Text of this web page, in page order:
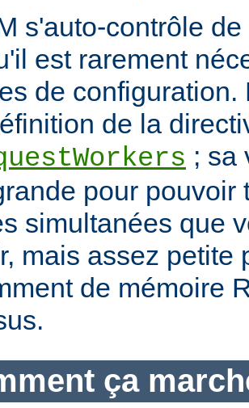
s'auto-contrôle
est rarement
de configuration.
de la
; sa
pour pouvoir
simultanées que
mais assez petite
de mémoire
ça